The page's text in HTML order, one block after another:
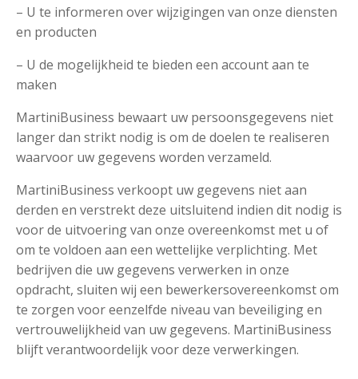
– U te informeren over wijzigingen van onze diensten
en producten
– U de mogelijkheid te bieden een account aan te
maken
MartiniBusiness bewaart uw persoonsgegevens niet
langer dan strikt nodig is om de doelen te realiseren
waarvoor uw gegevens worden verzameld.
MartiniBusiness verkoopt uw gegevens niet aan
derden en verstrekt deze uitsluitend indien dit nodig is
voor de uitvoering van onze overeenkomst met u of
om te voldoen aan een wettelijke verplichting. Met
bedrijven die uw gegevens verwerken in onze
opdracht, sluiten wij een bewerkersovereenkomst om
te zorgen voor eenzelfde niveau van beveiliging en
vertrouwelijkheid van uw gegevens. MartiniBusiness
blijft verantwoordelijk voor deze verwerkingen.